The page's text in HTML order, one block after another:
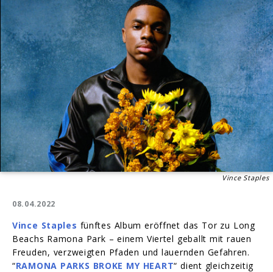
Vince Staples
08.04.2022
Vince Staples fünftes Album eröffnet das Tor zu Long
Beachs Ramona Park – einem Viertel geballt mit rauen
Freuden, verzweigten Pfaden und lauernden Gefahren.
“RAMONA PARKS BROKE MY HEART“ dient gleichzeitig